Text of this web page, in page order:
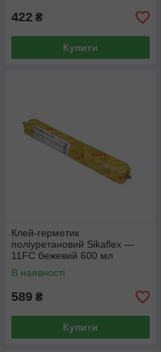
422 ₴
Купити
Клей-герметик
поліуретановий Sikaflex —
11FC бежевий 600 мл
В наявності
589 ₴
Купити